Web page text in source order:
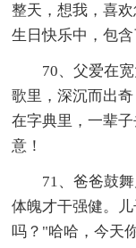
整天，想我，喜
生日快乐中，包含
70、父爱在
歌里，深沉而出
在字典里，一辈
意！
71、爸爸鼓
体魄才干强健。
吗？"哈哈，今天